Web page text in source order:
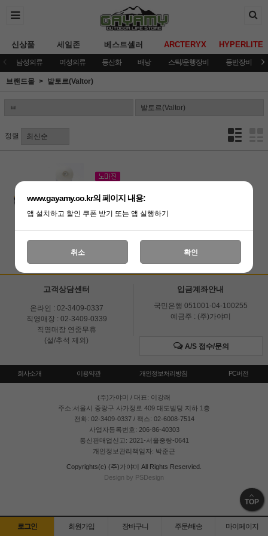
신상품 세일존 베스트셀러 ARCTERYX HYPERLITE
남성의류 여성의류 등산화 배낭 스틱/운행장비 등반장비
브랜드몰 발토르(Valtor)
정렬
35,400원
고객상담센터
온라인 : 02-3409-0337
직영매장 : 02-3409-0339
직영매장 연중무휴
(설/추석 제외)
입금계좌안내
국민은행 051001-04-100255
예금주 : (주)가야미
A/S 접수/문의
회사소개 이용약관 개인정보처리방침 PC버전
(주)가야미 / 대표: 이강래
주소:서울시 중랑구 사가정로 409 대도빌딩 지하 1층
전화: 02-3409-0337 / 팩스: 02-6008-7514
사업자등록번호: 206-86-40303
통신판매업신고: 2021-서울중랑-0641
개인정보관리책임자: 박준근
Copyrights(c) (주)가야미 All Rights Reservied.
Design by PSDesign
TOP
로그인 회원가입 장바구니 주문/배송 마이페이지
www.gayamy.co.kr의 페이지 내용:
앱 설치하고 할인 쿠폰 받기 또는 앱 실행하기
취소 확인